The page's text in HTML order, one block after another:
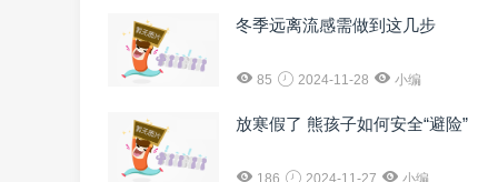
冬季远离流感需做到这几步
85 2024-11-28 小编
放寒假了 熊孩子如何安全“避险”
186 2024-11-27 小编